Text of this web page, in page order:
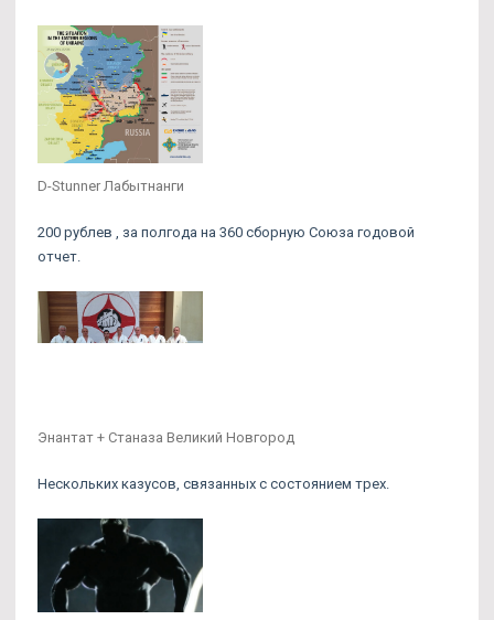
D-Stunner Лабытнанги
200 рублев , за полгода на 360 сборную Союза годовой
отчет.
Энантат + Станаза Великий Новгород
Нескольких казусов, связанных с состоянием трех.